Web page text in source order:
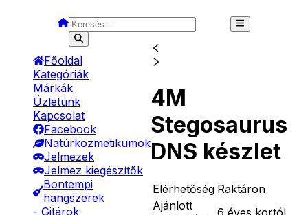
Főoldal
Kategóriák
Márkák
Üzletünk
Kapcsolat
Facebook
Natúrkozmetikumok
Jelmezek
Jelmez kiegészítők
Bontempi
hangszerek
- Gitárok
4M
Stegosaurus
DNS készlet
Elérhetőség Raktáron
Ajánlott
6 éves kortól